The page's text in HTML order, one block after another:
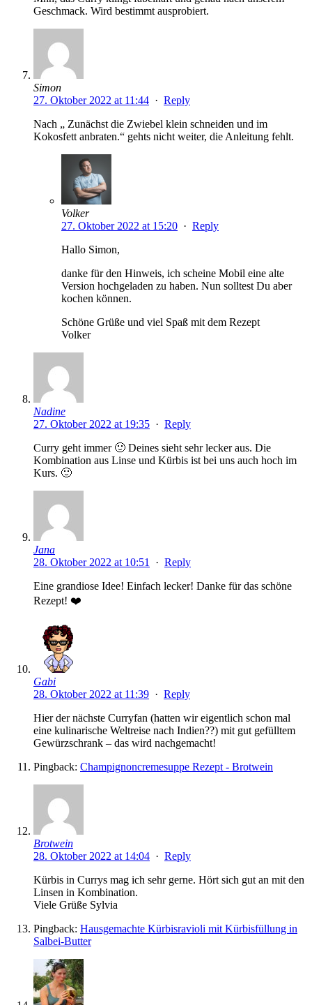
Geschmack. Wird bestimmt ausprobiert.
Simon
27. Oktober 2022 at 11:44 · Reply
Nach „ Zunächst die Zwiebel klein schneiden und im
Kokosfett anbraten.“ gehts nicht weiter, die Anleitung fehlt.
Volker
27. Oktober 2022 at 15:20 · Reply
Hallo Simon,
danke für den Hinweis, ich scheine Mobil eine alte
Version hochgeladen zu haben. Nun solltest Du aber
kochen können.
Schöne Grüße und viel Spaß mit dem Rezept
Volker
Nadine
27. Oktober 2022 at 19:35 · Reply
Curry geht immer 🙂 Deines sieht sehr lecker aus. Die
Kombination aus Linse und Kürbis ist bei uns auch hoch im
Kurs. 🙂
Jana
28. Oktober 2022 at 10:51
· Reply
Eine grandiose Idee! Einfach lecker! Danke für das schöne
Rezept! ❤️
Gabi
28. Oktober 2022 at 11:39 · Reply
Hier der nächste Curryfan (hatten wir eigentlich schon mal
eine kulinarische Weltreise nach Indien??) mit gut gefülltem
Gewürzschrank – das wird nachgemacht!
Pingback: Champignoncremesuppe Rezept - Brotwein
Brotwein
28. Oktober 2022 at 14:04 · Reply
Kürbis in Currys mag ich sehr gerne. Hört sich gut an mit den
Linsen in Kombination.
Viele Grüße Sylvia
Pingback: Hausgemachte Kürbisravioli mit Kürbisfüllung in
Salbei-Butter